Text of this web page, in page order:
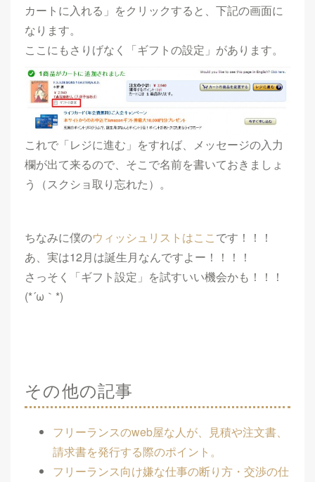
カートに入れる」をクリックすると、下記の画面に
なります。
ここにもさりげなく「ギフトの設定」があります。
これで「レジに進む」をすれば、メッセージの入力
欄が出て来るので、そこで名前を書いておきましょ
う（スクショ取り忘れた）。
ちなみに僕のウィッシュリストはここです！！！
あ、実は12月は誕生月なんですよー！！！！
さっそく「ギフト設定」を試すいい機会かも！！！
(*´ω｀*)
その他の記事
フリーランスのweb屋な人が、見積や注文書、
請求書を発行する際のポイント。
フリーランス向け嫌な仕事の断り方・交渉の仕